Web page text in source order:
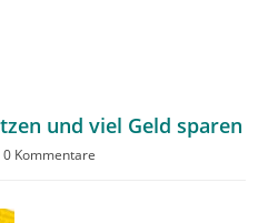
und viel Geld sparen
0 Kommentare